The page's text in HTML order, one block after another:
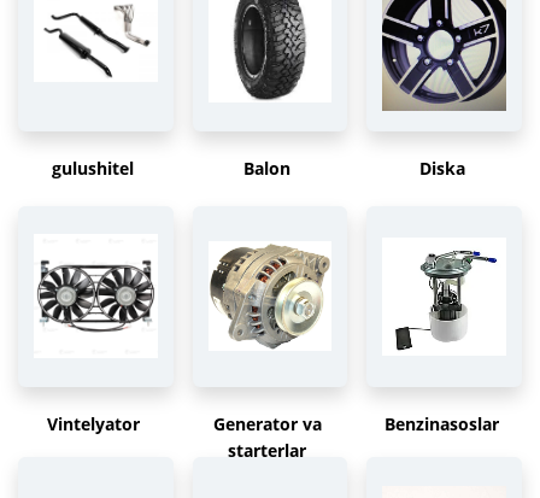
gulushitel Balon Diska
Vintelyator
Generator va
starterlar
Benzinasoslar